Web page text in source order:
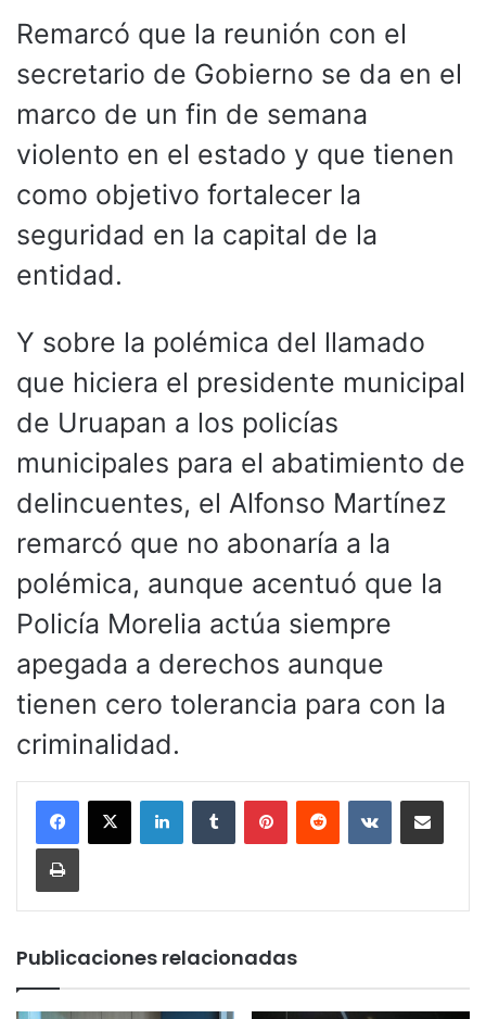
Remarcó que la reunión con el
secretario de Gobierno se da en el
marco de un fin de semana
violento en el estado y que tienen
como objetivo fortalecer la
seguridad en la capital de la
entidad.
Y sobre la polémica del llamado
que hiciera el presidente municipal
de Uruapan a los policías
municipales para el abatimiento de
delincuentes, el Alfonso Martínez
remarcó que no abonaría a la
polémica, aunque acentuó que la
Policía Morelia actúa siempre
apegada a derechos aunque
tienen cero tolerancia para con la
criminalidad.
LinkedInTumblr PinterestReddit VKontakteCompartir por
Imprimir
Publicaciones relacionadas